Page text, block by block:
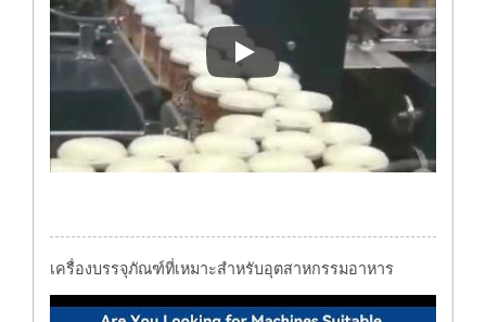
เครื่องห่อแบบแขนเสื้ออัตโนมัติ
เครื่องบรรจุภัณฑ์ที่เหมาะสำหรับอุตสาหกรรมอาหาร